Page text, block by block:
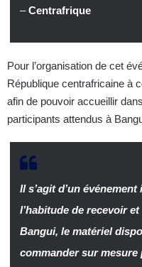
–Centrafrique
Pour l’organisation de cet
République centrafricaine à
afin de pouvoir accueillir
participants attendus à
Il s’agit d’un
l’habitude de recevoir
Bangui, le matériel
commander sur mesure